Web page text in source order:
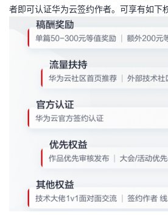
者即可认证华为云签约作者。可享有如下